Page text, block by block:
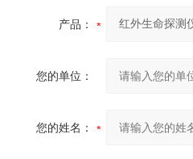
产品：
您的单位：
您的姓名：